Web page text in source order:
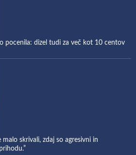
pocenila: dizel tudi za več kot 10 centov
malo skrivali, zdaj so agresivni in